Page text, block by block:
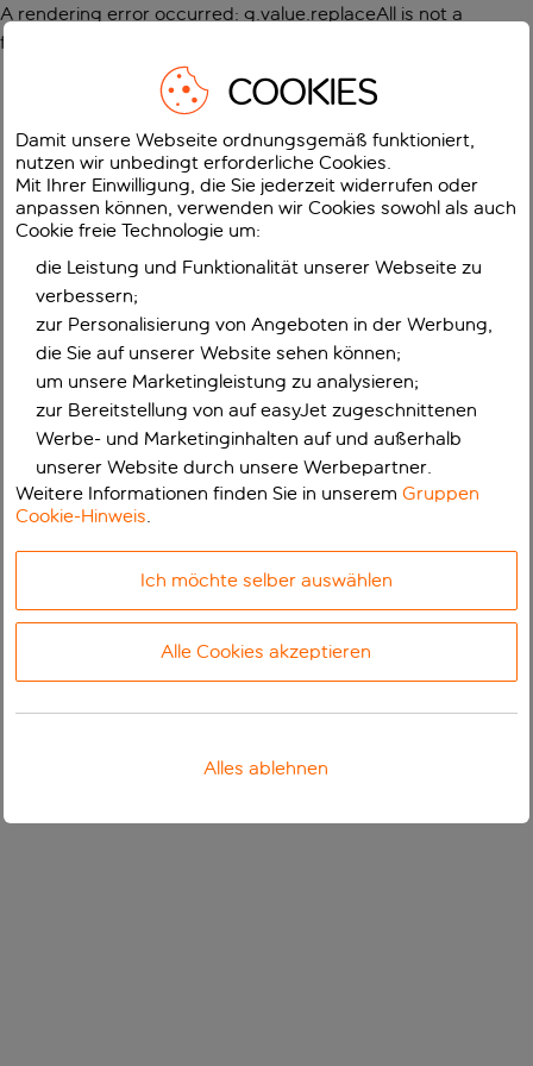
A rendering error occurred: g.value.replaceAll is not a
function
COOKIES
Damit unsere Webseite ordnungsgemäß funktioniert,
nutzen wir unbedingt erforderliche Cookies.
Mit Ihrer Einwilligung, die Sie jederzeit widerrufen oder
anpassen können, verwenden wir Cookies sowohl als auch
Cookie freie Technologie um:
die Leistung und Funktionalität unserer Webseite zu
verbessern;
zur Personalisierung von Angeboten in der Werbung,
die Sie auf unserer Website sehen können;
um unsere Marketingleistung zu analysieren;
zur Bereitstellung von auf easyJet zugeschnittenen
Werbe- und Marketinginhalten auf und außerhalb
unserer Website durch unsere Werbepartner.
Weitere Informationen finden Sie in unseremGruppen
Cookie-Hinweis.
Ich möchte selber auswählen
Alle Cookies akzeptieren
Alles ablehnen